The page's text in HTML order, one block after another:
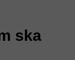
ska